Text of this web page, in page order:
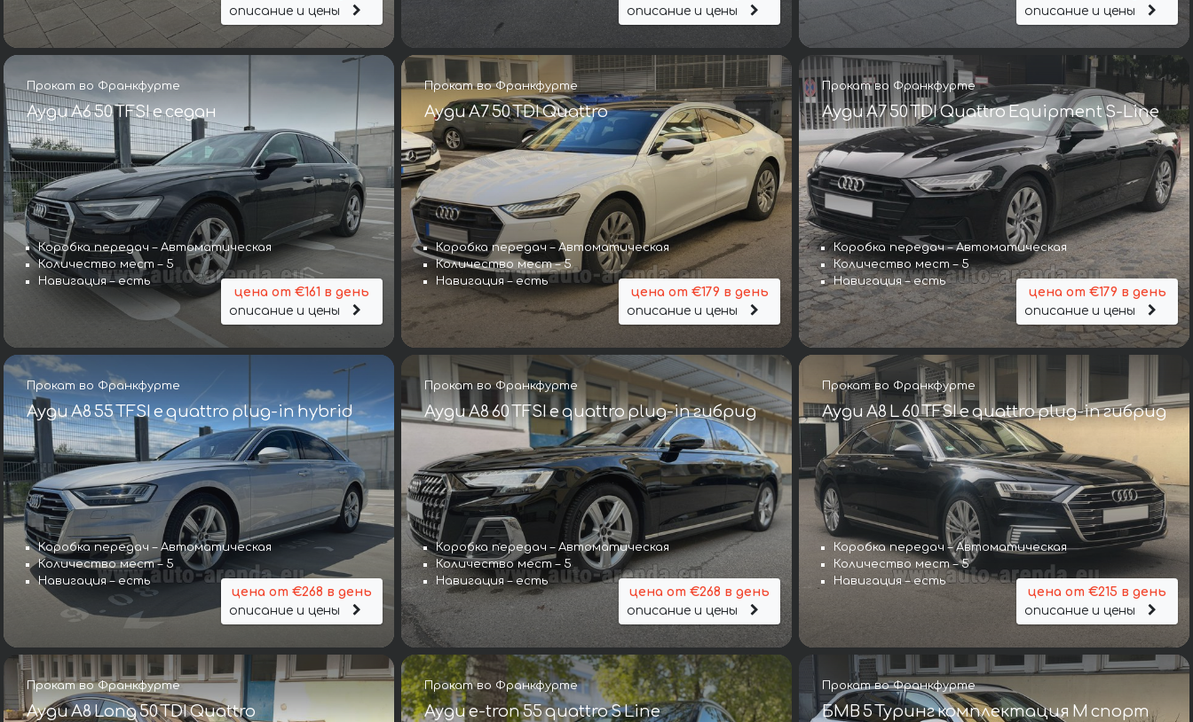
описание и цены
описание и цены
описание и цены
Прокат во Франкфурте
Ауди A6 50 TFSI e седан
Коробка передач – Автоматическая
Количество мест – 5
Навигация – есть
цена от €161 в день
описание и цены
Прокат во Франкфурте
Ауди A7 50 TDI Quattro
Коробка передач – Автоматическая
Количество мест – 5
Навигация – есть
цена от €179 в день
описание и цены
Прокат во Франкфурте
Ауди A7 50 TDI Quattro Equipment S-Line
Коробка передач – Автоматическая
Количество мест – 5
Навигация – есть
цена от €179 в день
описание и цены
Прокат во Франкфурте
Ауди A8 55 TFSI e quattro plug-in hybrid
Коробка передач – Автоматическая
Количество мест – 5
Навигация – есть
цена от €268 в день
описание и цены
Прокат во Франкфурте
Ауди A8 60 TFSI e quattro plug-in гибрид
Коробка передач – Автоматическая
Количество мест – 5
Навигация – есть
цена от €268 в день
описание и цены
Прокат во Франкфурте
Ауди A8 L 60 TFSI e quattro plug-in гибрид
Коробка передач – Автоматическая
Количество мест – 5
Навигация – есть
цена от €215 в день
описание и цены
Прокат во Франкфурте
Ауди A8 Long 50 TDI Quattro
Прокат во Франкфурте
Ауди e-tron 55 quattro S Line
Прокат во Франкфурте
БМВ 5 Туринг комплектация М спорт